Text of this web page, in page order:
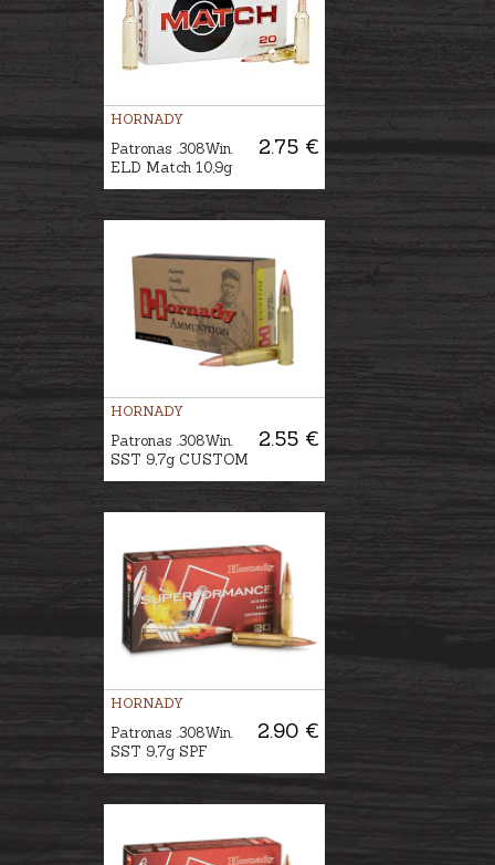
HORNADY
2.75 €
Patronas .308Win.
ELD Match 10,9g
HORNADY
2.55 €
Patronas .308Win.
SST 9,7g CUSTOM
HORNADY
2.90 €
Patronas .308Win.
SST 9,7g SPF